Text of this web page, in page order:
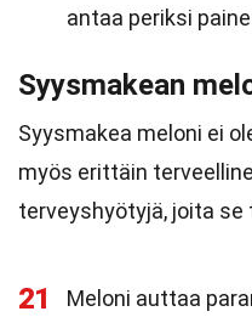
antaa periksi
Syysmakean
Syysmakea meloni ei
myös erittäin
terveyshyötyjä, joita se
21
Meloni auttaa